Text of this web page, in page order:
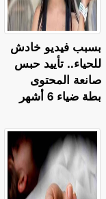
بسبب فيديو خادش
للحياء.. تأييد حبس
صانعة المحتوى
بطة ضياء 6 أشهر